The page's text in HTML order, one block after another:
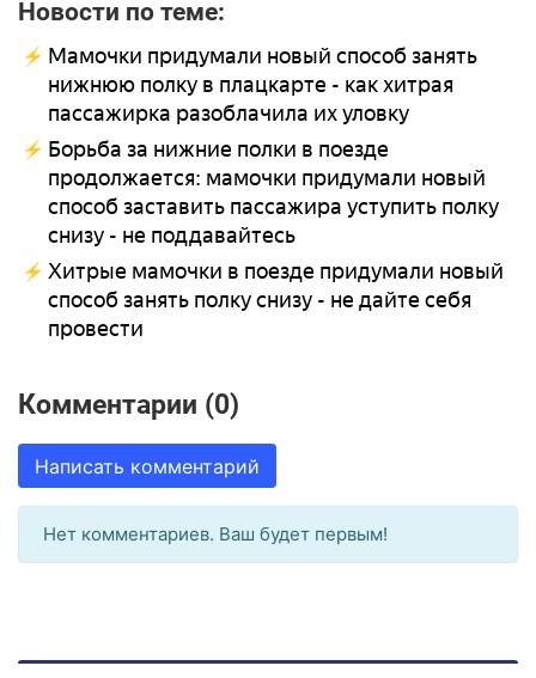
Новости по теме:
Мамочки придумали новый способ занять
нижнюю полку в плацкарте - как хитрая
пассажирка разоблачила их уловку
Борьба за нижние полки в поезде
продолжается: мамочки придумали новый
способ заставить пассажира уступить полку
снизу - не поддавайтесь
Хитрые мамочки в поезде придумали новый
способ занять полку снизу - не дайте себя
провести
Комментарии (0)
Написать комментарий
Нет комментариев. Ваш будет первым!